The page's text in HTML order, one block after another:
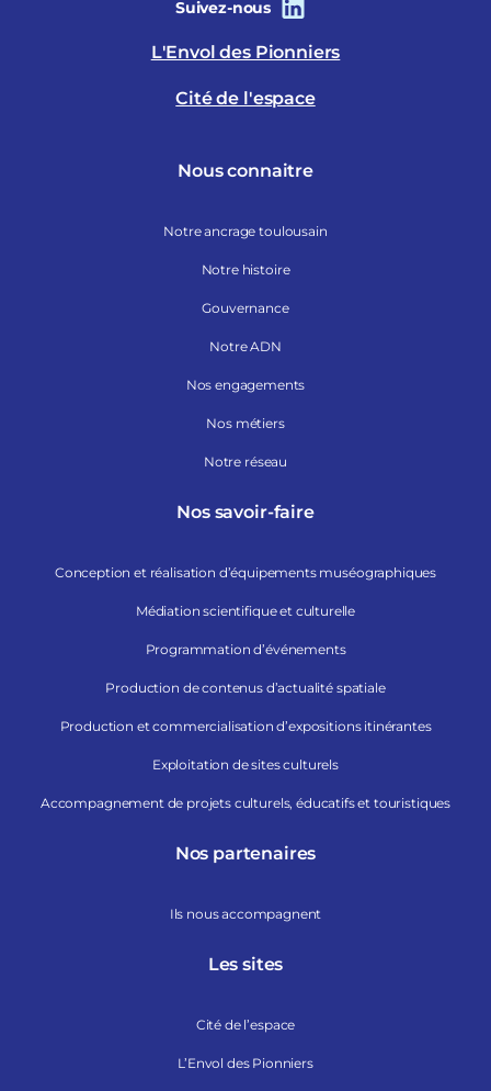
Suivez-nous
L'Envol des Pionniers
Cité de l'espace
Nous connaitre
Notre ancrage toulousain
Notre histoire
Gouvernance
Notre ADN
Nos engagements
Nos métiers
Notre réseau
Nos savoir-faire
Conception et réalisation d’équipements muséographiques
Médiation scientifique et culturelle
Programmation d’événements
Production de contenus d’actualité spatiale
Production et commercialisation d’expositions itinérantes
Exploitation de sites culturels
Accompagnement de projets culturels, éducatifs et touristiques
Nos partenaires
Ils nous accompagnent
Les sites
Cité de l’espace
L’Envol des Pionniers